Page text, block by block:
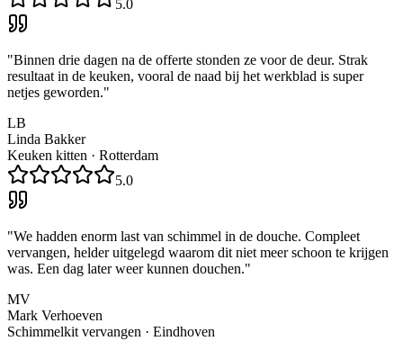
5.0
"Binnen drie dagen na de offerte stonden ze voor de deur. Strak
resultaat in de keuken, vooral de naad bij het werkblad is super
netjes geworden."
LB
Linda Bakker
Keuken kitten · Rotterdam
5.0
"We hadden enorm last van schimmel in de douche. Compleet
vervangen, helder uitgelegd waarom dit niet meer schoon te krijgen
was. Een dag later weer kunnen douchen."
MV
Mark Verhoeven
Schimmelkit vervangen · Eindhoven